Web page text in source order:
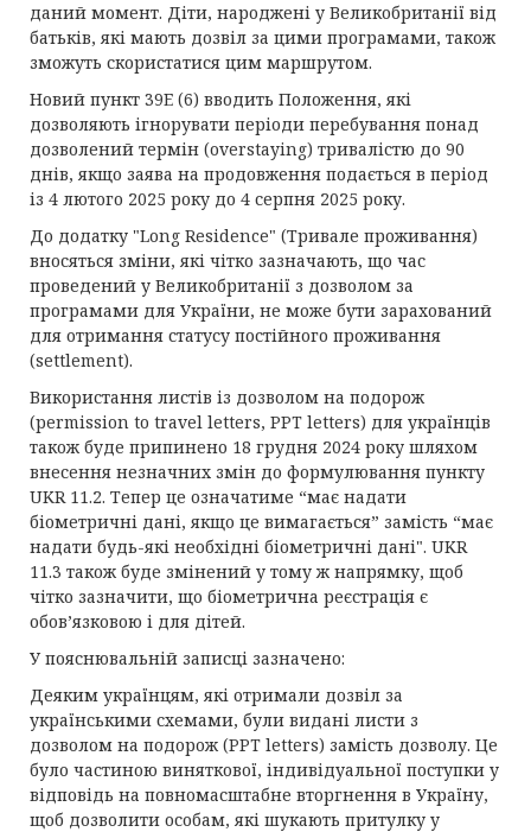
даний момент. Діти, народжені у Великобританії від
батьків, які мають дозвіл за цими програмами, також
зможуть скористатися цим маршрутом.
Новий пункт 39E (6) вводить Положення, які
дозволяють ігнорувати періоди перебування понад
дозволений термін (overstaying) тривалістю до 90
днів, якщо заява на продовження подається в період
із 4 лютого 2025 року до 4 серпня 2025 року.
До додатку "Long Residence" (Тривале проживання)
вносяться зміни, які чітко зазначають, що час
проведений у Великобританії з дозволом за
програмами для України, не може бути зарахований
для отримання статусу постійного проживання
(settlement).
Використання листів із дозволом на подорож
(permission to travel letters, PPT letters) для українців
також буде припинено 18 грудня 2024 року шляхом
внесення незначних змін до формулювання пункту
UKR 11.2. Тепер це означатиме “має надати
біометричні дані, якщо це вимагається” замість “має
надати будь-які необхідні біометричні дані". UKR
11.3 також буде змінений у тому ж напрямку, щоб
чітко зазначити, що біометрична реєстрація є
обов’язковою і для дітей.
У пояснювальній записці зазначено:
Деяким українцям, які отримали дозвіл за
українськими схемами, були видані листи з
дозволом на подорож (PPT letters) замість дозволу. Це
було частиною виняткової, індивідуальної поступки у
відповідь на повномасштабне вторгнення в Україну,
щоб дозволити особам, які шукають притулку у